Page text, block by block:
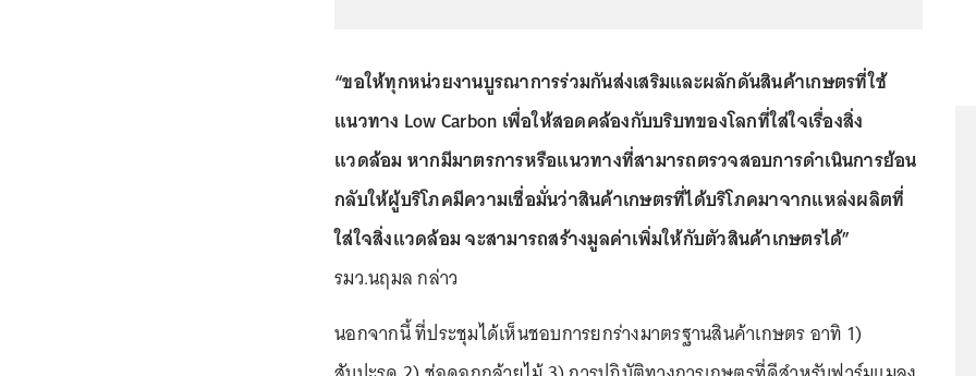
“ขอให้ทุกหน่วยงานบูรณาการร่วมกันส่งเสริมและผลักดันสินค้าเกษตรที่ใช้
แนวทาง Low Carbon เพื่อให้สอดคล้องกับบริบทของโลกที่ใส่ใจเรื่องสิ่ง
แวดล้อม หากมีมาตรการหรือแนวทางที่สามารถตรวจสอบการดำเนินการย้อน
กลับให้ผู้บริโภคมีความเชื่อมั่นว่าสินค้าเกษตรที่ได้บริโภคมาจากแหล่งผลิตที่
ใส่ใจสิ่งแวดล้อม จะสามารถสร้างมูลค่าเพิ่มให้กับตัวสินค้าเกษตรได้”
รมว.นฤมล กล่าว
นอกจากนี้ ที่ประชุมได้เห็นชอบการยกร่างมาตรฐานสินค้าเกษตร อาทิ 1)